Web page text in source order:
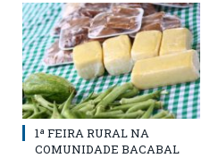
1ª FEIRA RURAL NA
COMUNIDADE BACABAL